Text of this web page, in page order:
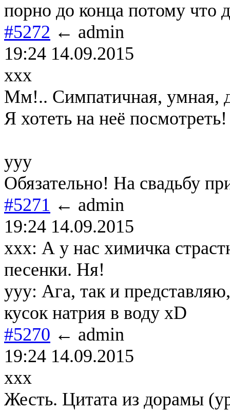
порно до конца потому что
#5272 ← admin
19:24 14.09.2015
xxx
Мм!.. Симпатичная, умная,
Я хотеть на неё
yyy
Обязательно! На свадьбу
#5271 ← admin
19:24 14.09.2015
xxx: А у нас химичка
песенки. Ня!
yyy: Ага, так и
кусок натрия в воду xD
#5270 ← admin
19:24 14.09.2015
ххх
Жесть. Цитата из дорамы